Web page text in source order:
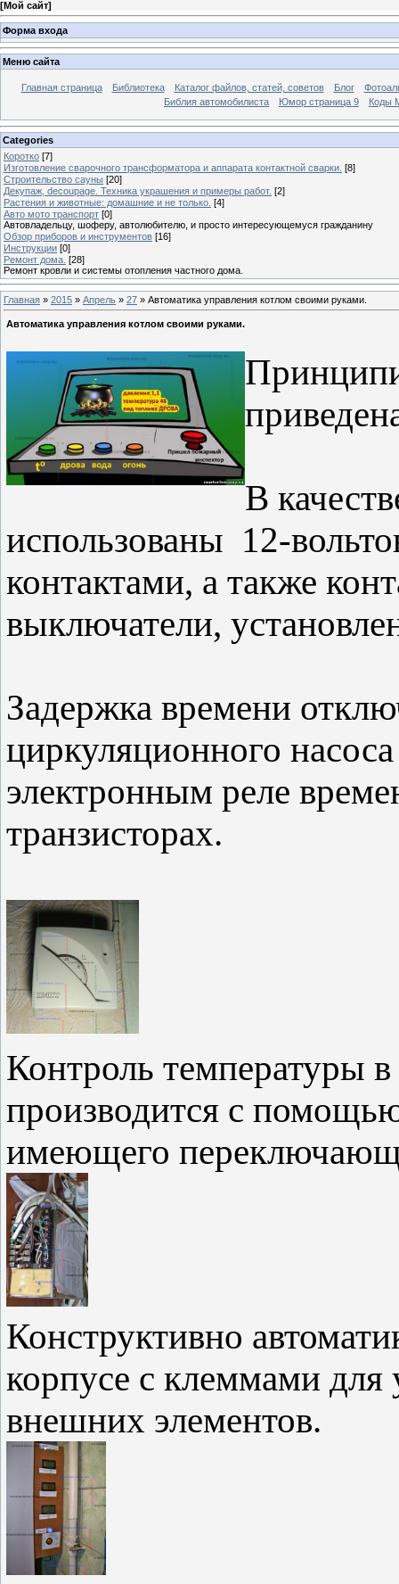
[Мой сайт]
Форма входа
Меню сайта
Главная страница Библиотека Каталог файлов, статей, советов Блог
Библия автомобилиста
Юмор страница 9 Коды
Categories
Коротко [7]
Изготовление сварочного трансформатора и аппарата контактной сварки. [8]
Строительство сауны [20]
Декупаж, decoupage. Техника украшения и примеры работ. [2]
Растения и животные: домашние и не только. [4]
Авто мото транспорт [0]
Автовладельцу, шоферу, автолюбителю, и просто интересующемуся гражданину
Обзор приборов и инструментов [16]
Инструкции [0]
Ремонт дома. [28]
Ремонт кровли и системы отопления частного дома.
Главная » 2015 » Апрель » 27 » Автоматика управления котлом своими руками.
Автоматика управления котлом своими руками.
В
использованы 12-
контактами, а также
выключатели,
Задержка времени
циркуляционного
электронным реле
транзисторах.
Контроль температуры
производится с
имеющего
Конструктивно
корпусе с клеммами
внешних элементов.